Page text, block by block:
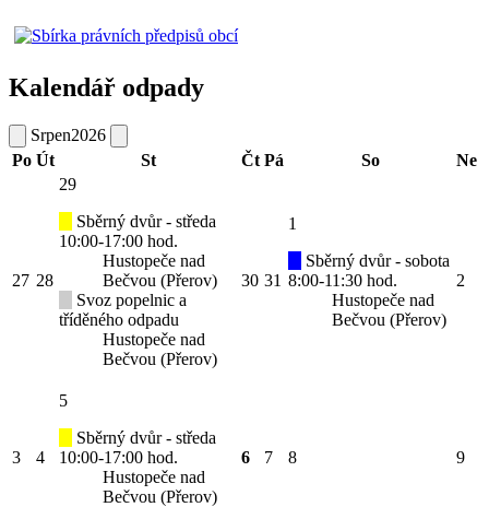
Kalendář odpady
Srpen2026
Po Út St Čt Pá So Ne
27 28
29
Sběrný dvůr - středa
10:00-17:00 hod.
Hustopeče nad
Bečvou (Přerov)
Svoz popelnic a
tříděného odpadu
Hustopeče nad
Bečvou (Přerov)
30 31
1
Sběrný dvůr - sobota
8:00-11:30 hod.
Hustopeče nad
Bečvou (Přerov)
2
3 4
5
Sběrný dvůr - středa
10:00-17:00 hod.
Hustopeče nad
Bečvou (Přerov)
6 7 8 9